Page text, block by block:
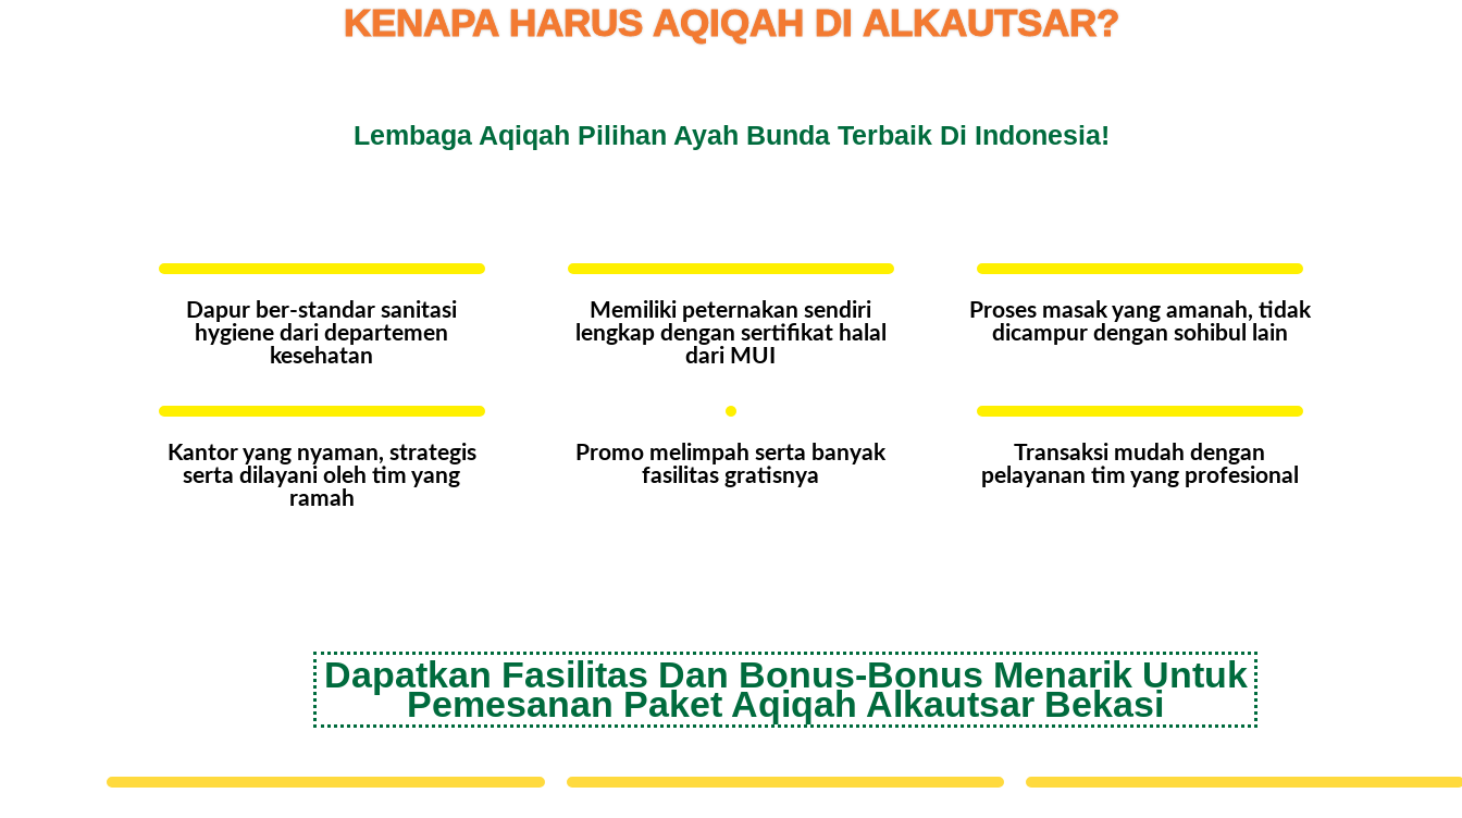
KENAPA HARUS AQIQAH DI ALKAUTSAR?
Lembaga Aqiqah Pilihan Ayah Bunda Terbaik Di Indonesia!
Dapur ber-standar sanitasi
hygiene dari departemen
kesehatan
Memiliki peternakan sendiri
lengkap dengan sertifikat halal
dari MUI
Proses masak yang amanah, tidak
dicampur dengan sohibul lain
Kantor yang nyaman, strategis
serta dilayani oleh tim yang
ramah
Promo melimpah serta banyak
fasilitas gratisnya
Transaksi mudah dengan
pelayanan tim yang profesional
Dapatkan Fasilitas Dan Bonus-Bonus Menarik Untuk
Pemesanan Paket Aqiqah Alkautsar Bekasi